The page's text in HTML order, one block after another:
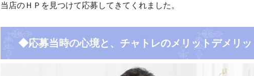
当店のＨＰを見つけて応募してきてくれました。
◆応募当時の心境と、チャトレのメリットデメリッ